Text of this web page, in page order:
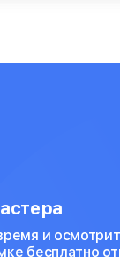
и
бесплатно